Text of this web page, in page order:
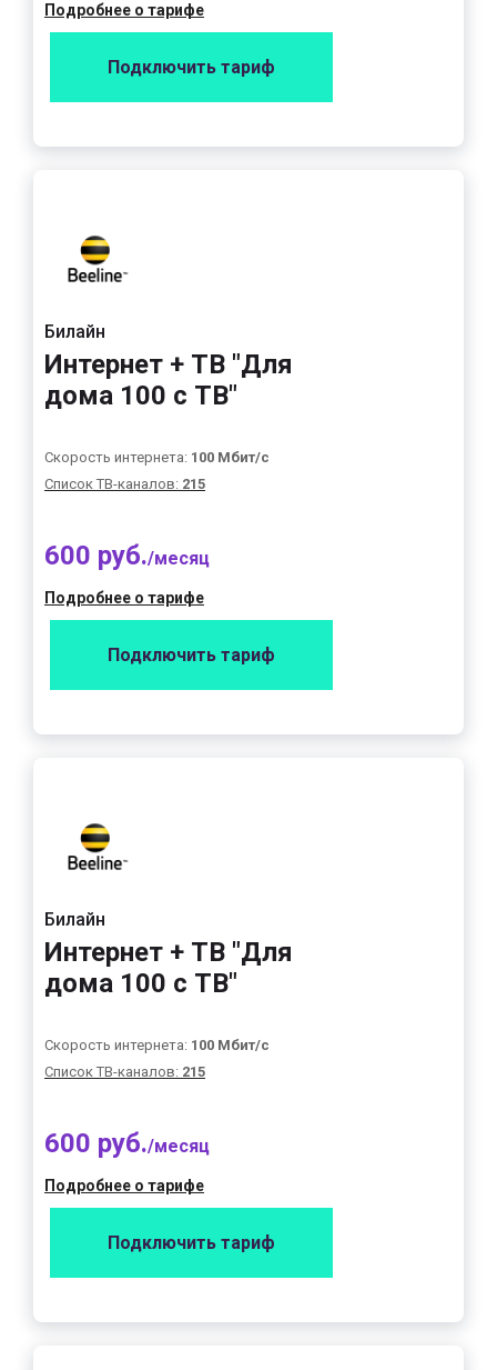
Подробнее о тарифе
Подключить тариф
Билайн
Интернет + ТВ "Для
дома 100 с ТВ"
Скорость интернета: 100 Мбит/с
Список ТВ-каналов: 215
600 руб./месяц
Подробнее о тарифе
Подключить тариф
Билайн
Интернет + ТВ "Для
дома 100 с ТВ"
Скорость интернета: 100 Мбит/с
Список ТВ-каналов: 215
600 руб./месяц
Подробнее о тарифе
Подключить тариф